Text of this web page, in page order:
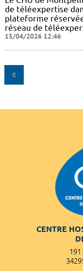
de téléexpertise
plateforme
réseau de
15/04/2026 12:46
CENTRE